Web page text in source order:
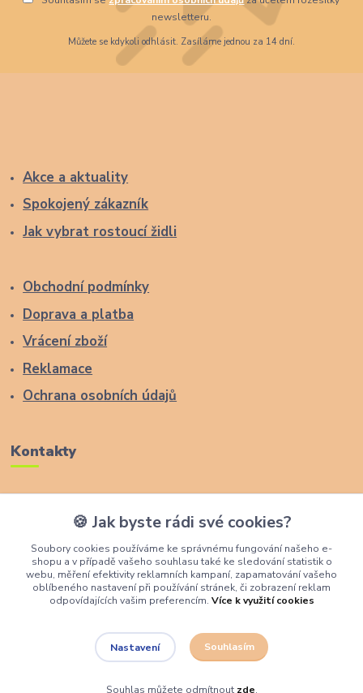
newsletteru.
Můžete se kdykoli odhlásit. Zasíláme jednou za 14 dní.
Akce a aktuality
Spokojený zákazník
Jak vybrat rostoucí židli
Obchodní podmínky
Doprava a platba
Vrácení zboží
Reklamace
Ochrana osobních údajů
Kontakty
+420 774 291 043
info@rostouci-zidle.cz
🍪 Jak byste rádi své cookies?
Soubory cookies používáme ke správnému fungování našeho e-
shopu a v případě vašeho souhlasu také ke sledování statistik o
webu, měření efektivity reklamních kampaní, zapamatování vašeho
oblíbeného nastavení při používání stránek, či zobrazení reklam
odpovídajících vašim preferencím. Více k využití cookies
Nastavení Souhlasím
Souhlas můžete odmítnout zde.